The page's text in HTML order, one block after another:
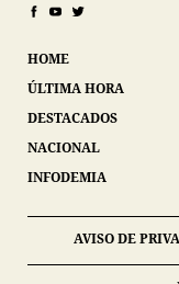
HOME
ÚLTIMA HORA
DESTACADOS
NACIONAL
INFODEMIA
AVISO DE